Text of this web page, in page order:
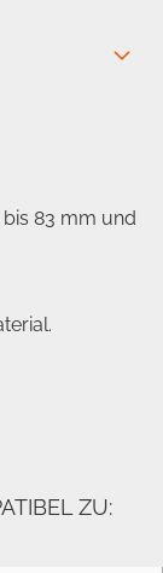
83 mm und
ZU: